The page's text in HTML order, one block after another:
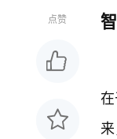
点赞